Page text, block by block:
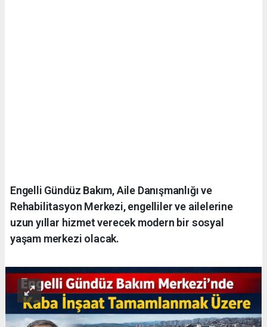
Engelli Gündüz Bakım, Aile Danışmanlığı ve
Rehabilitasyon Merkezi, engelliler ve ailelerine
uzun yıllar hizmet verecek modern bir sosyal
yaşam merkezi olacak.